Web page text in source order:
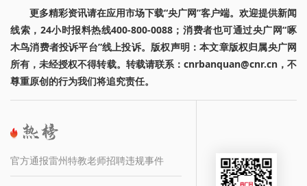
更多精彩资讯请在应用市场下载“央广网”客户端。欢迎提供新闻
线索，24小时报料热线400-800-0088；消费者也可通过央广网“啄
木鸟消费者投诉平台”线上投诉。版权声明：本文章版权归属央广网
所有，未经授权不得转载。转载请联系：cnrbanquan@cnr.cn，不
尊重原创的行为我们将追究责任。
官方通报雷州特教老师招聘违规事件